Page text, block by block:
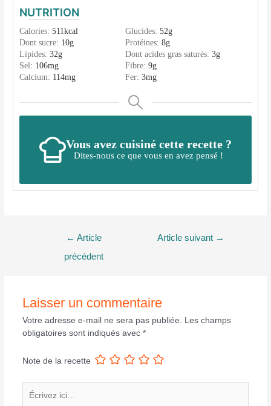
NUTRITION
Calories:511kcal Glucides:52g
Dont sucre: 10g Protéines:8g
Lipides:32g Dont acides gras saturés:3g
Sel: 106mg Fibre:9g
Calcium: 114mg Fer:3mg
Vous avez cuisiné cette recette ?
Dites-nous ce que vous en avez pensé !
← Article
précédent
Article suivant →
Laisser un commentaire
Votre adresse e-mail ne sera pas publiée. Les champs
obligatoires sont indiqués avec *
Note de la recette
ici…